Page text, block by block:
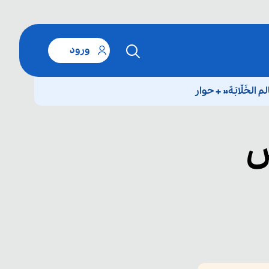
ورود
+ حوار